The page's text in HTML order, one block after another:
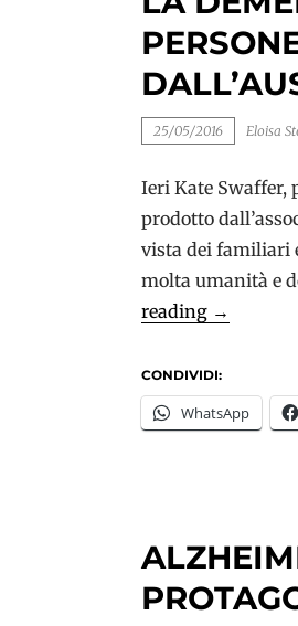
25/05/2016 Eloisa
Ieri Kate Swaffer,
prodotto
vista dei familiari
molta umanità e
reading La
secondo
i
familiari
con
demenza:
→
CONDIVIDI:
WhatsApp